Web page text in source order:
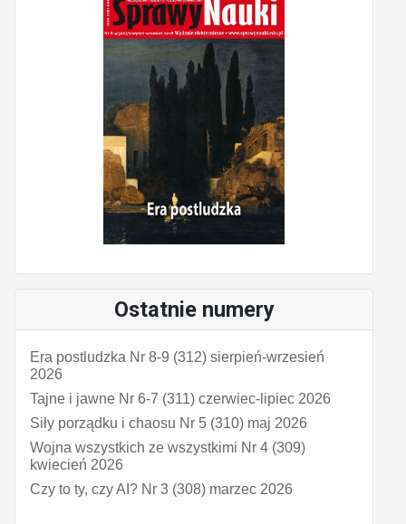
Ostatnie numery
Era postludzka Nr 8-9 (312) sierpień-wrzesień
2026
Tajne i jawne Nr 6-7 (311) czerwiec-lipiec 2026
Siły porządku i chaosu Nr 5 (310) maj 2026
Wojna wszystkich ze wszystkimi Nr 4 (309)
kwiecień 2026
Czy to ty, czy AI? Nr 3 (308) marzec 2026